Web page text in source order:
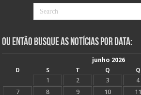
Ou Então Busque as Notícias Por Data:
junho 2026
D
S T Q Q
1
2 3 4
7
8 9 10 11